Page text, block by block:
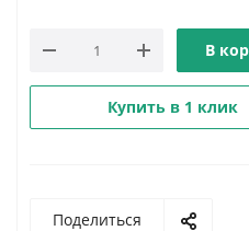
В
Купить в 1 клик
Поделиться